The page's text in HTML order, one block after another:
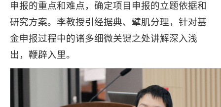
申报的重点和难点，确定项目申报的立题依据和
研究方案。李教授引经据典、擘肌分理，针对基
金申报过程中的诸多细微关键之处讲解深入浅
出，鞭辟入里。